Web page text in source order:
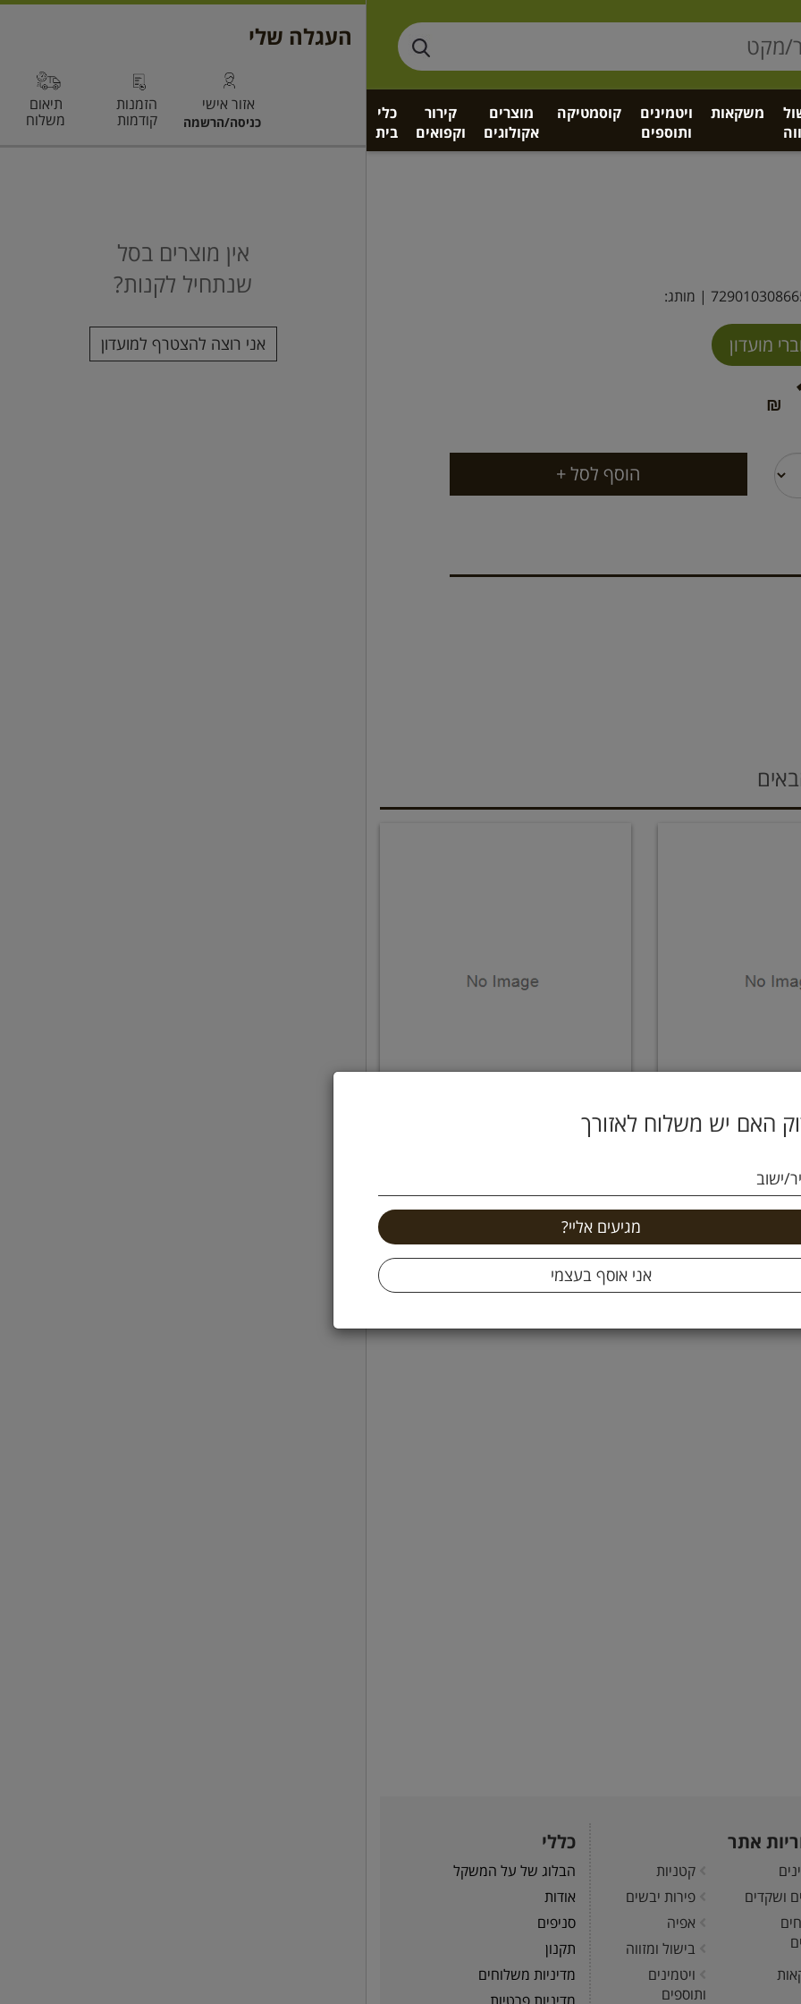
האם יש משלוח לאזורך
ישוב
משקאות
ויטמינים
ותוספים
קוסמטיקה
מוצרים
אקולוגים
קירור
וקפואים
כלי
בית
| מותג:
₪
Nerv3
לסל +
חמוציות + ויטמין C - אמברוזיה
99.9 ₪
הוספה לסל +
אתר
קטניות
ושקדים
פירות יבשים
אפיה
בישול ומזווה
ויטמינים
ותוספים
כללי
הבלוג של על המשקל
אודות
סניפים
תקנון
מדיניות משלוחים